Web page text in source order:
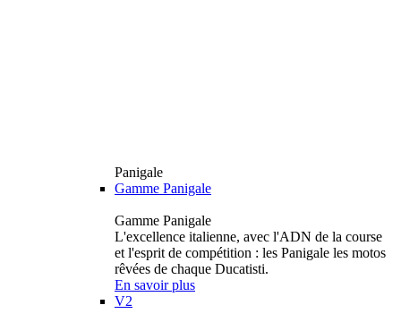
Panigale
Gamme Panigale
Gamme Panigale
L'excellence italienne, avec l'ADN de la course
et l'esprit de compétition : les Panigale les motos
rêvées de chaque Ducatisti.
En savoir plus
V2